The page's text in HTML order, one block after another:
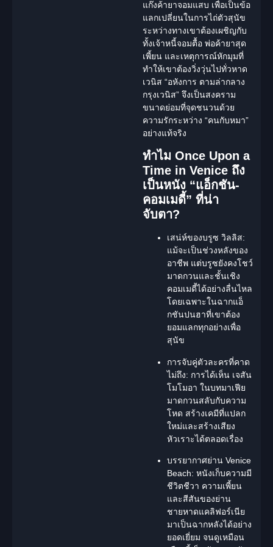
แก๊งค้ายาจอมแสบ เพื่อเป็นข้อ
แลกเปลี่ยนในการไถ่ตัวสุนัข
ระหว่างทางเขาต้องเผชิญกับ
ทั้งเจ้าหนี้จอมตื้อ พ่อค้ายาสุด
เพี้ยน และเหตุการณ์หักมุมที่
ทำให้เขาต้องวิ่งวุ่นไปทั่วหาด
เวนิส “อหังการ ตามล่ากลาง
กรุงเวนิส” จึงเป็นสงคราม
ขนาดย่อมที่จุดชนวนด้วย
ความรักระหว่าง “คนกับหมา”
อย่างแท้จริง
ทำไม Once Upon a
Time in Venice ถึง
เป็นหนัง “แอ็กชัน-
คอมเมดี้” ที่น่า
จับตา?
เสน่ห์ของบรูซ วิลลิส:
แม้จะเป็นช่วงหลังของ
อาชีพ แต่บรูซยังคงโชว์
มาดกวนและชั้นเชิง
คอมเมดี้ได้อย่างลื่นไหล
โดยเฉพาะในฉากแอ็
กชันปนฮาที่เขาต้อง
ยอมแลกทุกอย่างเพื่อ
สุนัข
การจับคู่ตัวละครที่คาด
ไม่ถึง: การได้เห็น เจสัน
โมโมอา ในบทมาเฟีย
มาดกวนสลับกับความ
โหด สร้างเคมีที่แปลก
ใหม่และสร้างเสียง
หัวเราะได้ตลอดเรื่อง
บรรยากาศย่าน Venice
Beach: หนังเก็บความมี
ชีวิตชีวา ความเพี้ยน
และสีสันของย่าน
ชายหาดแคลิฟอร์เนีย
มาเป็นฉากหลังได้อย่าง
ยอดเยี่ยม จนดูเหมือน